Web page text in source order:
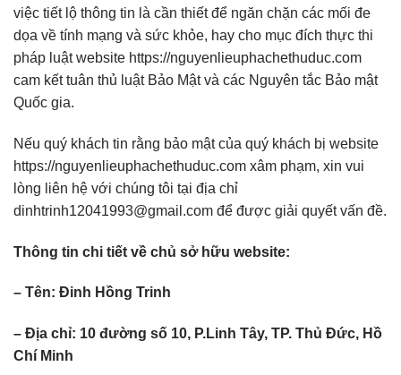
việc tiết lộ thông tin là cần thiết để ngăn chặn các mối đe
dọa về tính mạng và sức khỏe, hay cho mục đích thực thi
pháp luật website https://nguyenlieuphachethuduc.com
cam kết tuân thủ luật Bảo Mật và các Nguyên tắc Bảo mật
Quốc gia.
Nếu quý khách tin rằng bảo mật của quý khách bị website
https://nguyenlieuphachethuduc.com xâm phạm, xin vui
lòng liên hệ với chúng tôi tại địa chỉ
dinhtrinh12041993@gmail.com để được giải quyết vấn đề.
Thông tin chi tiết về chủ sở hữu website:
– Tên: Đinh Hồng Trinh
– Địa chỉ: 10 đường số 10, P.Linh Tây, TP. Thủ Đức, Hồ
Chí Minh